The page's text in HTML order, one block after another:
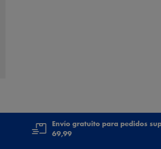
Envío gratuito para pedidos
69,99